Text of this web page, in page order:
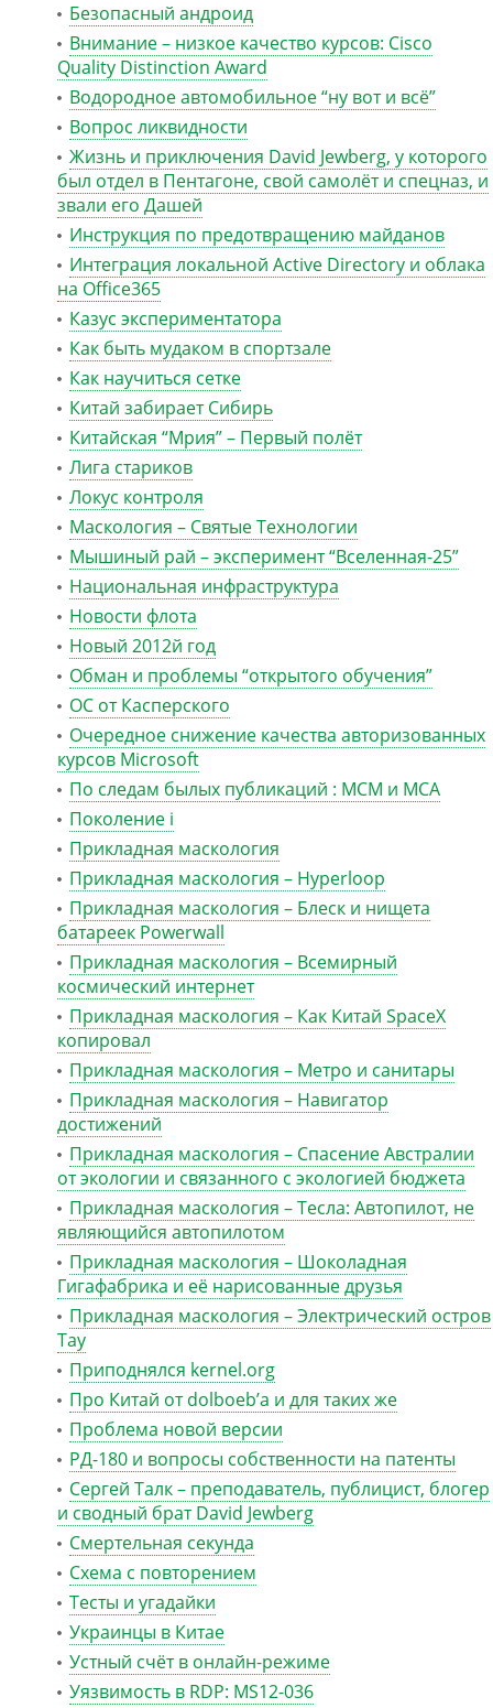
Безопасный андроид
Внимание – низкое качество курсов: Cisco
Quality Distinction Award
Водородное автомобильное “ну вот и всё”
Вопрос ликвидности
Жизнь и приключения David Jewberg, у которого
был отдел в Пентагоне, свой самолёт и спецназ, и
звали его Дашей
Инструкция по предотвращению майданов
Интеграция локальной Active Directory и облака
на Office365
Казус экспериментатора
Как быть мудаком в спортзале
Как научиться сетке
Китай забирает Сибирь
Китайская “Мрия” – Первый полёт
Лига стариков
Локус контроля
Маскология – Святые Технологии
Мышиный рай – эксперимент “Вселенная-25”
Национальная инфраструктура
Новости флота
Новый 2012й год
Обман и проблемы “открытого обучения”
ОС от Касперского
Очередное снижение качества авторизованных
курсов Microsoft
По следам былых публикаций : MCM и MCA
Поколение i
Прикладная маскология
Прикладная маскология – Hyperloop
Прикладная маскология – Блеск и нищета
батареек Powerwall
Прикладная маскология – Всемирный
космический интернет
Прикладная маскология – Как Китай SpaceX
копировал
Прикладная маскология – Метро и санитары
Прикладная маскология – Навигатор
достижений
Прикладная маскология – Спасение Австралии
от экологии и связанного с экологией бюджета
Прикладная маскология – Тесла: Автопилот, не
являющийся автопилотом
Прикладная маскология – Шоколадная
Гигафабрика и её нарисованные друзья
Прикладная маскология – Электрический остров
Тау
Приподнялся kernel.org
Про Китай от dolboeb’а и для таких же
Проблема новой версии
РД-180 и вопросы собственности на патенты
Сергей Талк – преподаватель, публицист, блогер
и сводный брат David Jewberg
Смертельная секунда
Схема с повторением
Тесты и угадайки
Украинцы в Китае
Устный счёт в онлайн-режиме
Уязвимость в RDP: MS12-036